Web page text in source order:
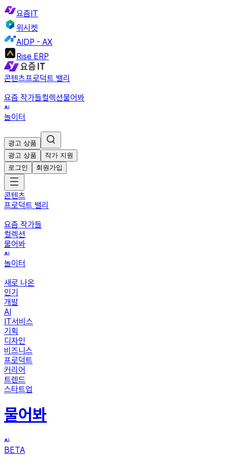
요즘IT
위시켓
AIDP - AX
Rise ERP
콘텐츠프로덕트 밸리
요즘 작가들컬렉션물어봐
놀이터
광고 상품
광고 상품
작가 지원
로그인
회원가입
콘텐츠
프로덕트 밸리
요즘 작가들
컬렉션
물어봐
놀이터
새로 나온
인기
개발
AI
IT서비스
기획
디자인
비즈니스
프로덕트
커리어
트렌드
스타트업
물어봐
BETA